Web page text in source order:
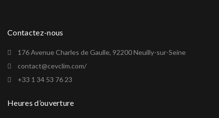
Contactez-nous
176 Avenue Charles de Gaulle, 92200 Neuilly-sur-Seine
contact@cevclim.com/
+33 1 34 53 76 23
Heures d’ouverture